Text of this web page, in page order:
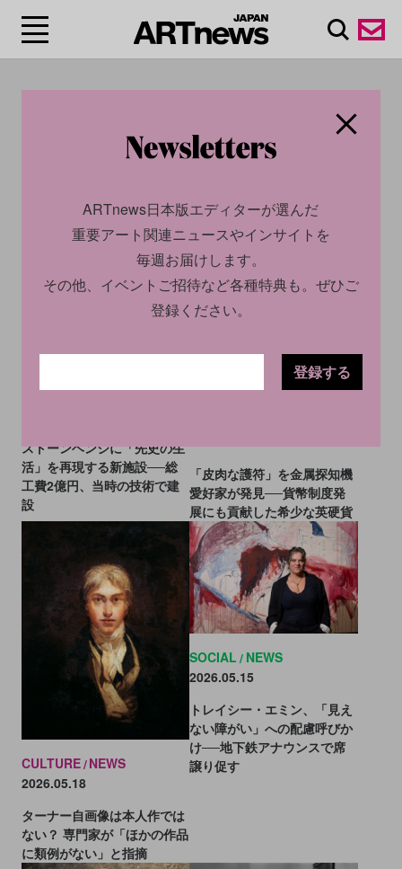
#イギリス/The United
Kingdom
CULTURE NEWS
ストーンヘンジに「先史の生
活」を再現する新施設──総
工費2億円、当時の技術で建
設
「皮肉な護符」を金属探知機
愛好家が発見──貨幣制度発
展にも貢献した希少な英硬貨
CULTURE NEWS
2026.05.18
ターナー自画像は本人作では
ない？ 専門家が「ほかの作品
に類例がない」と指摘
SOCIAL NEWS
2026.05.15
トレイシー・エミン、「見え
ない障がい」への配慮呼びか
け──地下鉄アナウンスで席
譲り促す
ARTnews日本版エディターが選んだ
重要アート関連ニュースやインサイトを
毎週お届けします。
その他、イベントご招待など各種特典も。ぜひご
登録ください。
登録する